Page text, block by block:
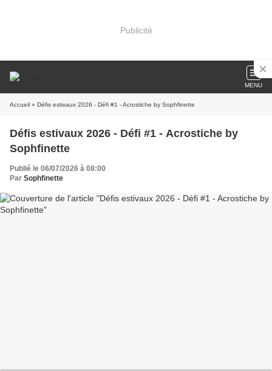
Publicité
MENU
Accueil » Défis estivaux 2026 - Défi #1 - Acrostiche by Sophfinette
Défis estivaux 2026 - Défi #1 - Acrostiche by
Sophfinette
Publié le 06/07/2026 à 08:00
Par Sophfinette